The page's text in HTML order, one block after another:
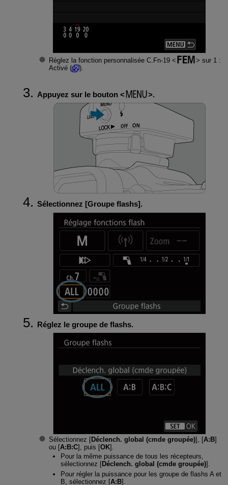
Réglez la fonction personnalisée C.Fn-19
sur 1 :
Activé (
).
Appuyez sur le bouton .
Sélectionnez [Groupe flashs].
Réglez le groupe de flashs.
Sélectionnez [Déclench. global (cmde groupée)], [A:B]
ou [A:B:C], puis [OK].
Pour la même puissance de tous les récepteurs,
sélectionnez [Déclench. global (cmde groupée)].
Pour régler la puissance pour les groupe de flashs A et
B, sélectionnez [A:B].